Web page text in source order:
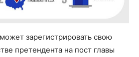
зарегистрировать свою
претендента на пост главы